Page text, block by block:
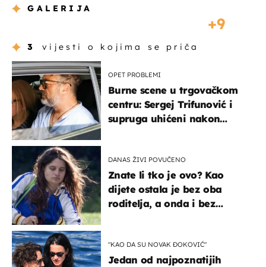
GALERIJA
9
3 vijesti o kojima se priča
OPET PROBLEMI
Burne scene u trgovačkom
centru: Sergej Trifunović i
supruga uhićeni nakon
DANAS ŽIVI POVUČENO
Znate li tko je ovo? Kao
dijete ostala je bez oba
roditelja, a onda i bez
"KAO DA SU NOVAK ĐOKOVIĆ"
Jedan od najpoznatijih